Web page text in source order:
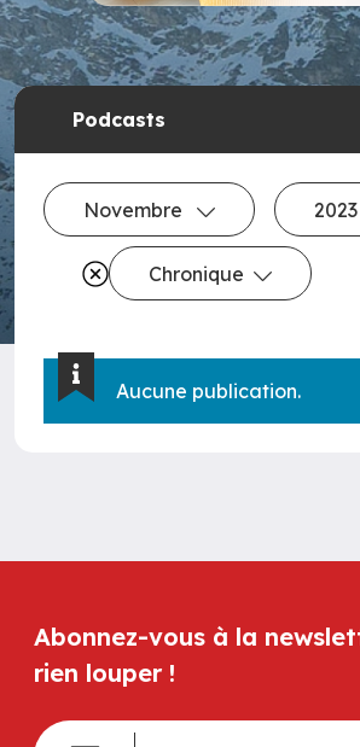
Podcasts
Novembre 2023
Chronique
Aucune publication.
Abonnez-vous à la
rien louper !